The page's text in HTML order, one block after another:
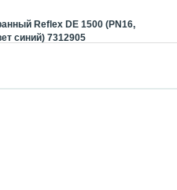
Reflex DE 1500 (PN16,
синий) 7312905